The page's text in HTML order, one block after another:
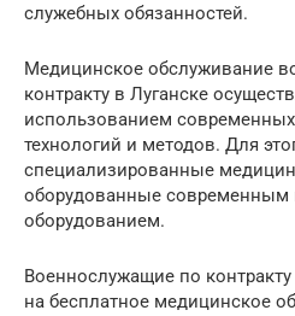
служебных обязанностей.
Медицинское обслуживание
контракту в Луганске
использованием
технологий и методов. Для
специализированные
оборудованные современным
оборудованием.
Военнослужащие по
на бесплатное медицинское